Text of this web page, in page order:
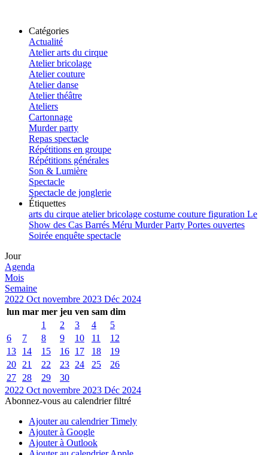
Catégories
Actualité
Atelier arts du cirque
Atelier bricolage
Atelier couture
Atelier danse
Atelier théâtre
Ateliers
Cartonnage
Murder party
Repas spectacle
Répétitions en groupe
Répétitions générales
Son & Lumière
Spectacle
Spectacle de jonglerie
Étiquettes
arts du cirque atelierbricolage costume couture figuration Le
Show des Cas Barrés Méru Murder Party Portes ouvertes
Soirée enquête spectacle
Jour
Agenda
Mois
Semaine
2022 Oct novembre 2023 Déc 2024
lun mar mer jeu ven sam dim
1
2 3 4
5
6
7 8 9 10 11
12
13
14 15 16 17 18
19
20
21 22 23 24 25
26
27
28 29
30
2022 Oct novembre 2023 Déc 2024
Abonnez-vous au calendrier filtré
Ajouter au calendrier Timely
Ajouter à Google
Ajouter à Outlook